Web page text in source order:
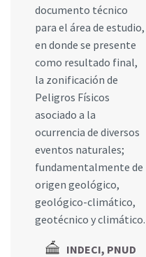
documento técnico
para el área de estudio,
en donde se presente
como resultado final,
la zonificación de
Peligros Físicos
asociado a la
ocurrencia de diversos
eventos naturales;
fundamentalmente de
origen geológico,
geológico-climático,
geotécnico y climático.
INDECI, PNUD